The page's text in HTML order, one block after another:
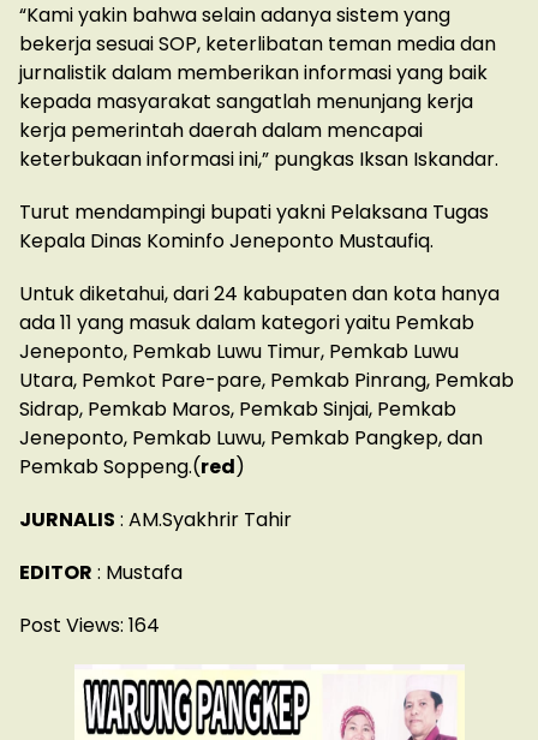
“Kami yakin bahwa selain adanya sistem yang
bekerja sesuai SOP, keterlibatan teman media dan
jurnalistik dalam memberikan informasi yang baik
kepada masyarakat sangatlah menunjang kerja
kerja pemerintah daerah dalam mencapai
keterbukaan informasi ini,” pungkas Iksan Iskandar.
Turut mendampingi bupati yakni Pelaksana Tugas
Kepala Dinas Kominfo Jeneponto Mustaufiq.
Untuk diketahui, dari 24 kabupaten dan kota hanya
ada 11 yang masuk dalam kategori yaitu Pemkab
Jeneponto, Pemkab Luwu Timur, Pemkab Luwu
Utara, Pemkot Pare-pare, Pemkab Pinrang, Pemkab
Sidrap, Pemkab Maros, Pemkab Sinjai, Pemkab
Jeneponto, Pemkab Luwu, Pemkab Pangkep, dan
Pemkab Soppeng.(red)
JURNALIS : AM.Syakhrir Tahir
EDITOR : Mustafa
Post Views: 164